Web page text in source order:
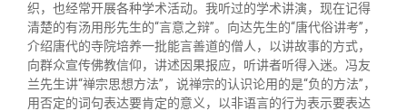
织，也经常开展各种学术活动。我听过的学术讲演，现在记得
清楚的有汤用彤先生的“言意之辩”。向达先生的“唐代俗讲考”，
介绍唐代的寺院培养一批能言善道的僧人，以讲故事的方式，
向群众宣传佛教信仰，讲述因果报应，听讲者听得入迷。冯友
兰先生讲“禅宗思想方法”，说禅宗的认识论用的是“负的方法”，
用否定的词句表达要肯定的意义，以非语言的行为表示要表达